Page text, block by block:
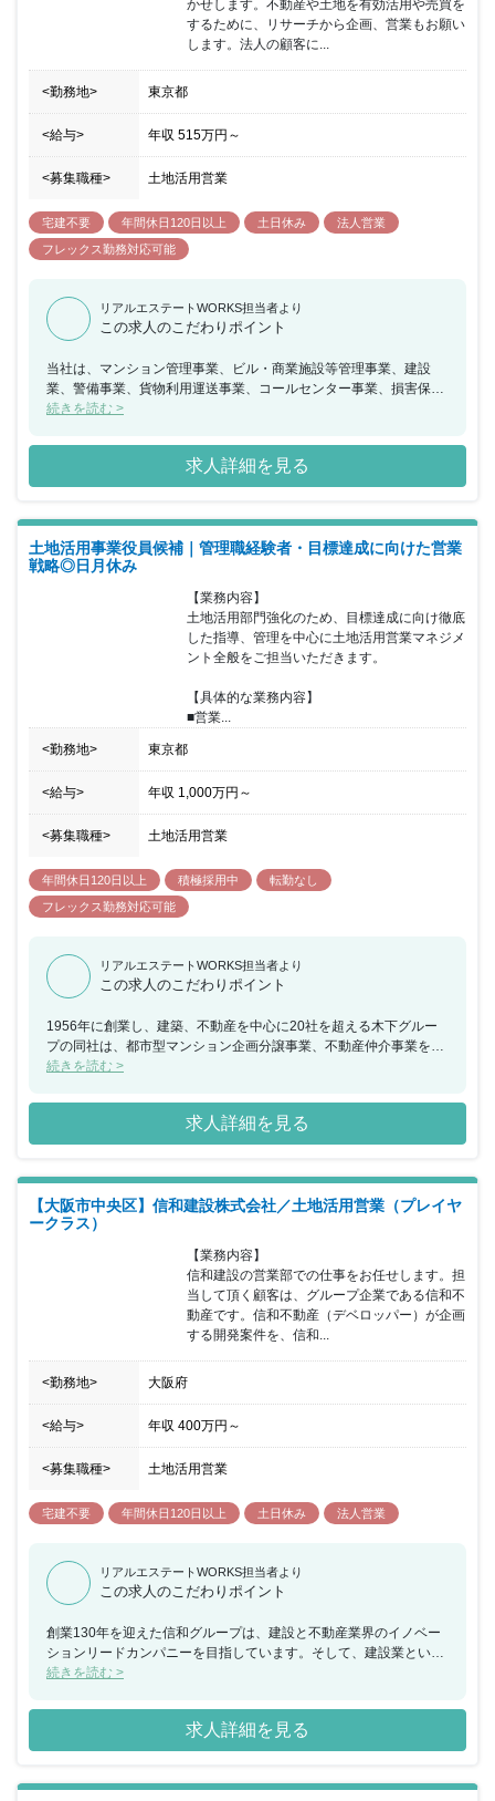
ます。土地活用営業に挑戦したい方のご応募をお待ちしておりま
かせします。不動産や土地を有効活用や売買を
するために、リサーチから企画、営業もお願い
します。法人の顧客に...
<勤務地> 東京都
<給与> 年収 515万円 ～
<募集職種> 土地活用営業
宅建不要 年間休日120日以上 土日休み
法人営業
フレックス勤務対応可能
リアルエステートWORKS担当者より
この求人のこだわりポイント
当社は、マンション管理事業、ビル・商業施設等管理事業、建設
業、警備事業、貨物利用運送事業、コールセンター事業、損害保
険、生命保険代理店事業等の事業を展開しています。そして近年、
ることから、従来の従業員を集約させる役割だけでなく、新しい価
値を付帯させた寮を持ち、採用戦略の1つとする企業も増えていま
す。これらのニーズに沿うように、「エルプレイス」シリーズとい
積極的に事業拡大を進めています。エルプレイスの特徴は、「きれ
い・安い・快適・安心」を標準で装備していることです。ハード・
ソフトの両面で暮らしやすさをデザインした、最新スタイルの賃貸
界経験者で働き方を見直したい方にもおすすめです。また、転職者
が多い組織でもあり、雰囲気は非常にフラットで、新しいチャレン
ジ・企画を推奨していく文化があります。平均残業30時間以下の
為、時間の有効活用が可能になり、資格取得にチャレンジされてい
続きを読む >
求人詳細を見る
土地活用事業役員候補｜管理職経験者・目標達成に向けた営業
戦略◎日月休み
【業務内容】
土地活用部門強化のため、目標達成に向け徹底
した指導、管理を中心に土地活用営業マネジメ
ント全般をご担当いただきます。
【具体的な業務内容】
■営業...
<勤務地> 東京都
<給与> 年収 1,000万円 ～
<募集職種> 土地活用営業
年間休日120日以上 積極採用中
転勤なし
フレックス勤務対応可能
リアルエステートWORKS担当者より
この求人のこだわりポイント
1956年に創業し、建築、不動産を中心に20社を超える木下グルー
プの同社は、都市型マンション企画分譲事業、不動産仲介事業を展
開しています。今回、土地活用部門強化のため、目標達成に向け徹
た。現代、コンプライアンスもあり、厳しく指導・管理では目標達
成をすることが難しくなってきました。社員一人一人に目を向け、
分析し適切な指導を行うことでコントロールし、目標達成へ導き出
の力を最大限化し、営業戦略と市道・管理で目標達成に向け行動し
ていただける方を求めています。 雇用条件は、該当年度の株主総会
まで（1年更新）となります。
続きを読む >
求人詳細を見る
【大阪市中央区】信和建設株式会社／土地活用営業（プレイヤ
ークラス）
【業務内容】
信和建設の営業部での仕事をお任せします。担
当して頂く顧客は、グループ企業である信和不
動産です。信和不動産（デベロッパー）が企画
する開発案件を、信和...
<勤務地> 大阪府
<給与> 年収 400万円 ～
<募集職種> 土地活用営業
宅建不要 年間休日120日以上 土日休み 法人営業
リアルエステートWORKS担当者より
この求人のこだわりポイント
創業130年を迎えた信和グループは、建設と不動産業界のイノベー
ションリードカンパニーを目指しています。そして、建設業という
枠組みを超えて、温浴事業や複合施設、介護事業、ホテル事業、貸
す。開発案件の多くは自社ブランド、スプランディッドシリーズの
賃貸マンションが約８割を占め、その他にもドルチェヴィータシリ
ーズの分譲マンションやホテル、介護付有料老人ホームなど様々な
ェッショナルとなることを目標に、将来的には、自社開発物件以外
続きを読む >
求人詳細を見る